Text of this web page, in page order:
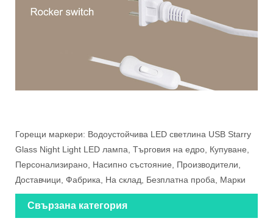
Горещи маркери: Водоустойчива LED светлина USB Starry
Glass Night Light LED лампа, Търговия на едро, Купуване,
Персонализирано, Насипно състояние, Производители,
Доставчици, Фабрика, На склад, Безплатна проба, Марки
Свързана категория